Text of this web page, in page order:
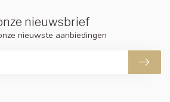
nieuwsbrief
nieuwste aanbiedingen